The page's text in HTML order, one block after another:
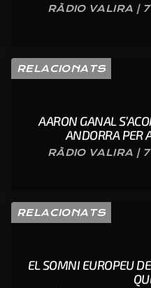
RÀDIO VALIRA |
RELACIONATS
AARON GANAL
ANDORRA PER
RÀDIO VALIRA |
RELACIONATS
EL SOMNI EUROPEU